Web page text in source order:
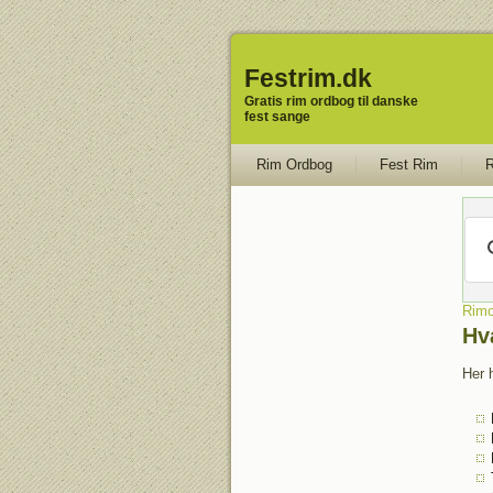
Festrim.dk
Gratis rim ordbog til danske
fest sange
Rim Ordbog Fest Rim
Her